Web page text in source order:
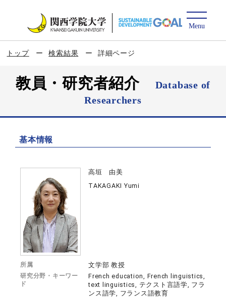
トップ 検索結果 詳細ページ
教員・研究者紹介
Database of
Researchers
基本情報
高垣 由美
TAKAGAKI Yumi
所属 文学部 教授
研究分野・キーワー
ド
French education, French linguistics,
text linguistics, テクスト言語学, フラ
ンス語学, フランス語教育